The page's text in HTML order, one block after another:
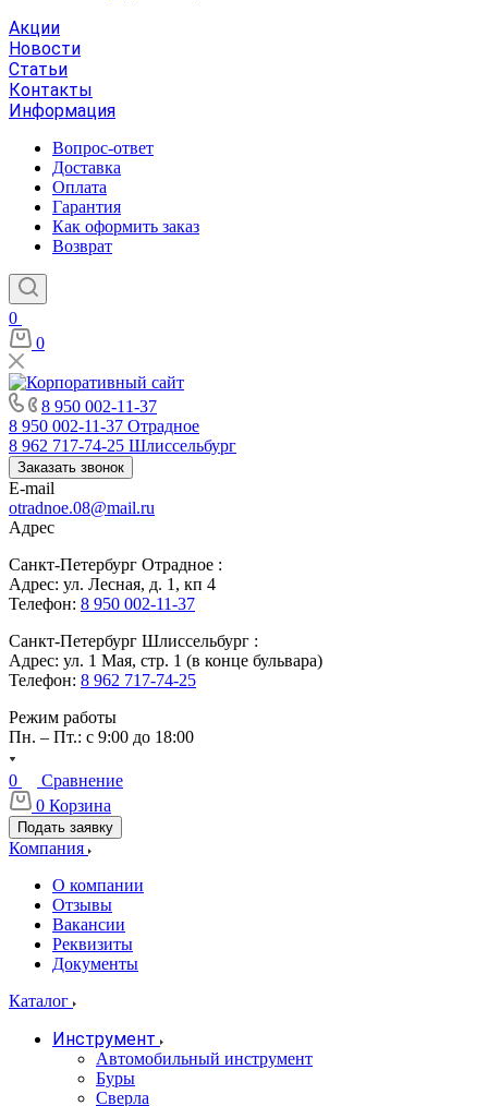
Акции
Новости
Статьи
Контакты
Информация
Вопрос-ответ
Доставка
Оплата
Гарантия
Как оформить заказ
Возврат
0
0
8 950 002-11-37
8 950 002-11-37 Отрадное
8 962 717-74-25 Шлиссельбург
Заказать звонок
E-mail
otradnoe.08@mail.ru
Адрес
Санкт-Петербург Отрадное :
Адрес: ул. Лесная, д. 1, кп 4
Телефон: 8 950 002-11-37
Санкт-Петербург Шлиссельбург :
Адрес: ул. 1 Мая, стр. 1 (в конце бульвара)
Телефон: 8 962 717-74-25
Режим работы
Пн. – Пт.: с 9:00 до 18:00
0
Сравнение
0 Корзина
Подать заявку
Компания
О компании
Отзывы
Вакансии
Реквизиты
Документы
Каталог
Инструмент
Автомобильный инструмент
Буры
Сверла